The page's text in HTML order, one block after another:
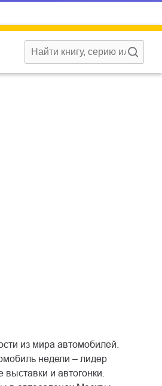
из мира автомобилей.
недели – лидер
и автогонки.